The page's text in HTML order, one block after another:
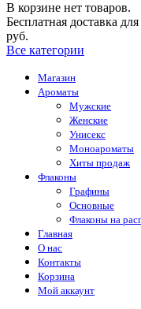
В корзине нет товаров.
Бесплатная доставка
руб.
Все категории
Магазин
Ароматы
Мужские
Женские
Унисекс
Моноароматы
Хиты продаж
Флаконы
Графины
Основные
Флаконы на
Главная
О нас
Контакты
Корзина
Мой аккаунт